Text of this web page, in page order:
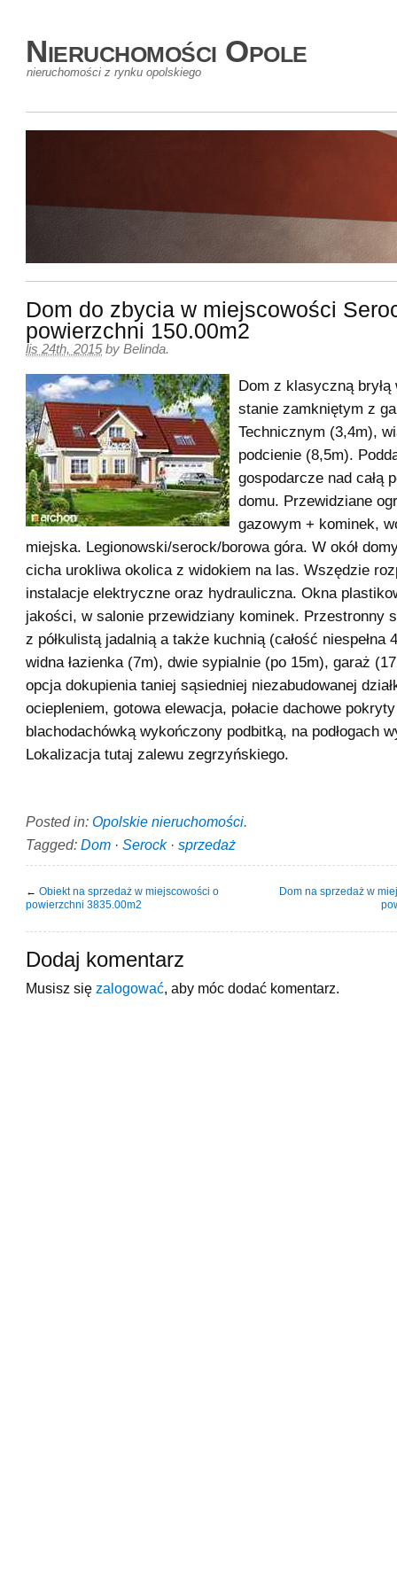
Nieruchomości Opole
nieruchomości z rynku opolskiego
Dom do zbycia w miejscowości
powierzchni 150.00m2
lis 24th, 2015 by Belinda.
Dom z klasyczną bryłą
stanie zamkniętym z
Technicznym (3,4m),
podcienie (8,5m).
gospodarcze nad całą
domu. Przewidziane
gazowym + kominek,
miejska. Legionowski/serock/borowa góra. W okół
cicha urokliwa okolica z widokiem na las. Wszędzie
instalacje elektryczne oraz hydrauliczna. Okna
jakości, w salonie przewidziany kominek. Przestronny
z półkulistą jadalnią a także kuchnią (całość niespełna
widna łazienka (7m), dwie sypialnie (po 15m), garaż
opcja dokupienia taniej sąsiedniej niezabudowanej
ociepleniem, gotowa elewacja, połacie dachowe
blachodachówką wykończony podbitką, na podłogach
Lokalizacja tutaj zalewu zegrzyńskiego.
Posted in: Opolskie nieruchomości.
Tagged: Dom · Serock· sprzedaż
← Obiekt na sprzedaż w miejscowości o
powierzchni 3835.00m2
Dom na sprzedaż w
Dodaj komentarz
Musisz się zalogować , aby móc dodać komentarz.